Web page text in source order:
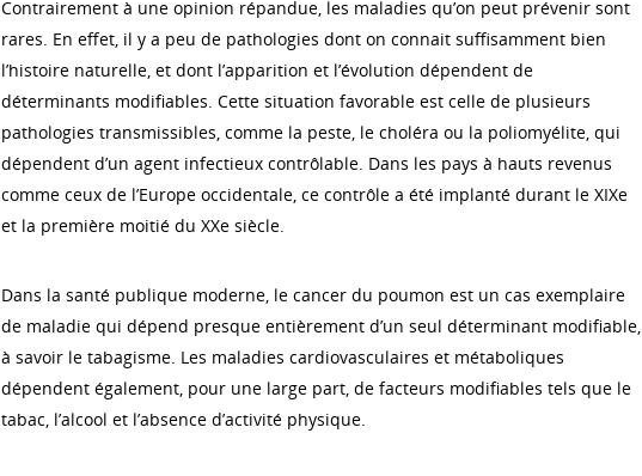
Contrairement à une opinion répandue, les maladies qu’on peut prévenir sont
rares. En effet, il y a peu de pathologies dont on connait suffisamment bien
l’histoire naturelle, et dont l’apparition et l’évolution dépendent de
déterminants modifiables. Cette situation favorable est celle de plusieurs
pathologies transmissibles, comme la peste, le choléra ou la poliomyélite, qui
dépendent d’un agent infectieux contrôlable. Dans les pays à hauts revenus
comme ceux de l’Europe occidentale, ce contrôle a été implanté durant le XIXe
et la première moitié du XXe siècle.
Dans la santé publique moderne, le cancer du poumon est un cas exemplaire
de maladie qui dépend presque entièrement d’un seul déterminant modifiable,
à savoir le tabagisme. Les maladies cardiovasculaires et métaboliques
dépendent également, pour une large part, de facteurs modifiables tels que le
tabac, l’alcool et l’absence d’activité physique.